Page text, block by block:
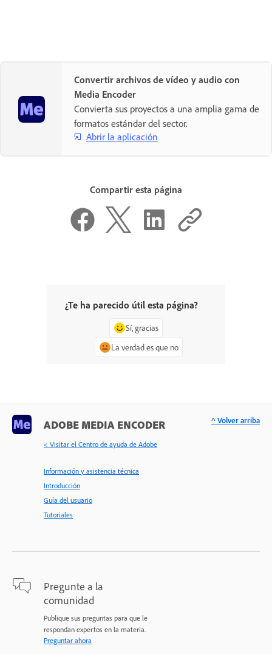
Convertir archivos de vídeo y audio con
Media Encoder
Convierta sus proyectos a una amplia gama de
formatos estándar del sector.
Abrir la aplicación
Compartir esta página
¿Te ha parecido útil esta página?
Sí, gracias
La verdad es que no
ADOBE MEDIA ENCODER
< Visitar el Centro de ayuda de Adobe
Información y asistencia técnica
Introducción
Guía del usuario
Tutoriales
Pregunte a la
comunidad
Publique sus preguntas para que le
respondan expertos en la materia.
Preguntar ahora
^ Volver arriba